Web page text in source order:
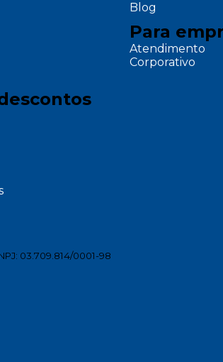
Blog
Para
Atendimento
Corporativo
03.709.814/0001-98